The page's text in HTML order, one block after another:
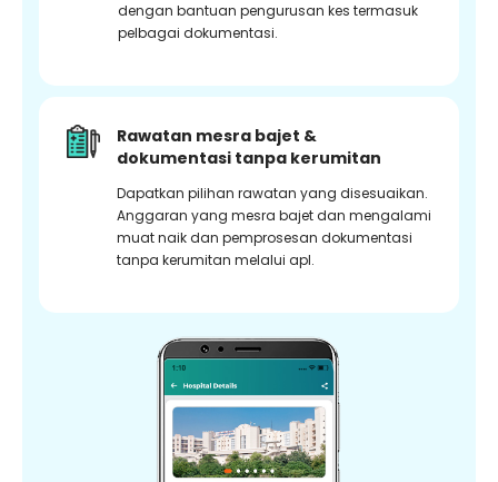
dengan bantuan pengurusan kes termasuk
pelbagai dokumentasi.
Rawatan mesra bajet &
dokumentasi tanpa kerumitan
Dapatkan pilihan rawatan yang disesuaikan.
Anggaran yang mesra bajet dan mengalami
muat naik dan pemprosesan dokumentasi
tanpa kerumitan melalui apl.